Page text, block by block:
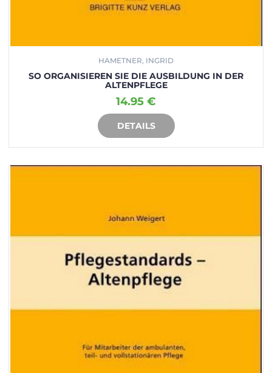
HAMETNER, INGRID
SO ORGANISIEREN SIE DIE AUSBILDUNG IN DER
ALTENPFLEGE
14.95 €
DETAILS
IN DEN WARENKORB